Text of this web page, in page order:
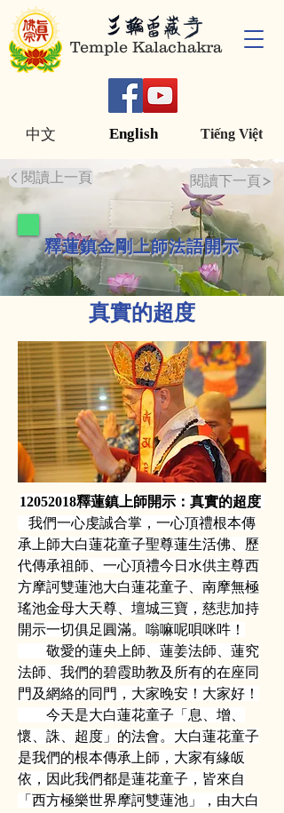
Temple Kalachakra
English Tiếng Việt
中文
閱讀上一頁 閱讀下一頁
釋蓮鎮金剛上師法語開示
真實的超度
12052018釋蓮鎮上師開示：真實的超度
我們一心虔誠合掌，一心頂禮根本傳
承上師大白蓮花童子聖尊蓮生活佛、歷
代傳承祖師、一心頂禮今日水供主尊西
方摩訶雙蓮池大白蓮花童子、南摩無極
瑤池金母大天尊、壇城三寶，慈悲加持
開示一切俱足圓滿。嗡嘛呢唄咪吽！
敬愛的蓮央上師、蓮姜法師、蓮究
法師、我們的碧霞助教及所有的在座同
門及網絡的同門，大家晚安！大家好！
今天是大白蓮花童子「息、增、
懷、誅、超度」的法會。大白蓮花童子
是我們的根本傳承上師，大家有緣皈
依，因此我們都是蓮花童子，皆來自
「西方極樂世界摩訶雙蓮池」，由大白